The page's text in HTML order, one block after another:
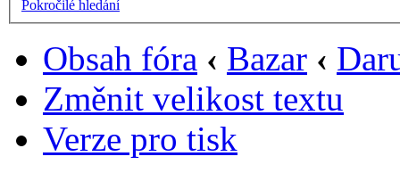
Pokročilé hledání
Obsah fóra ‹ Bazar ‹
Změnit velikost textu
Verze pro tisk